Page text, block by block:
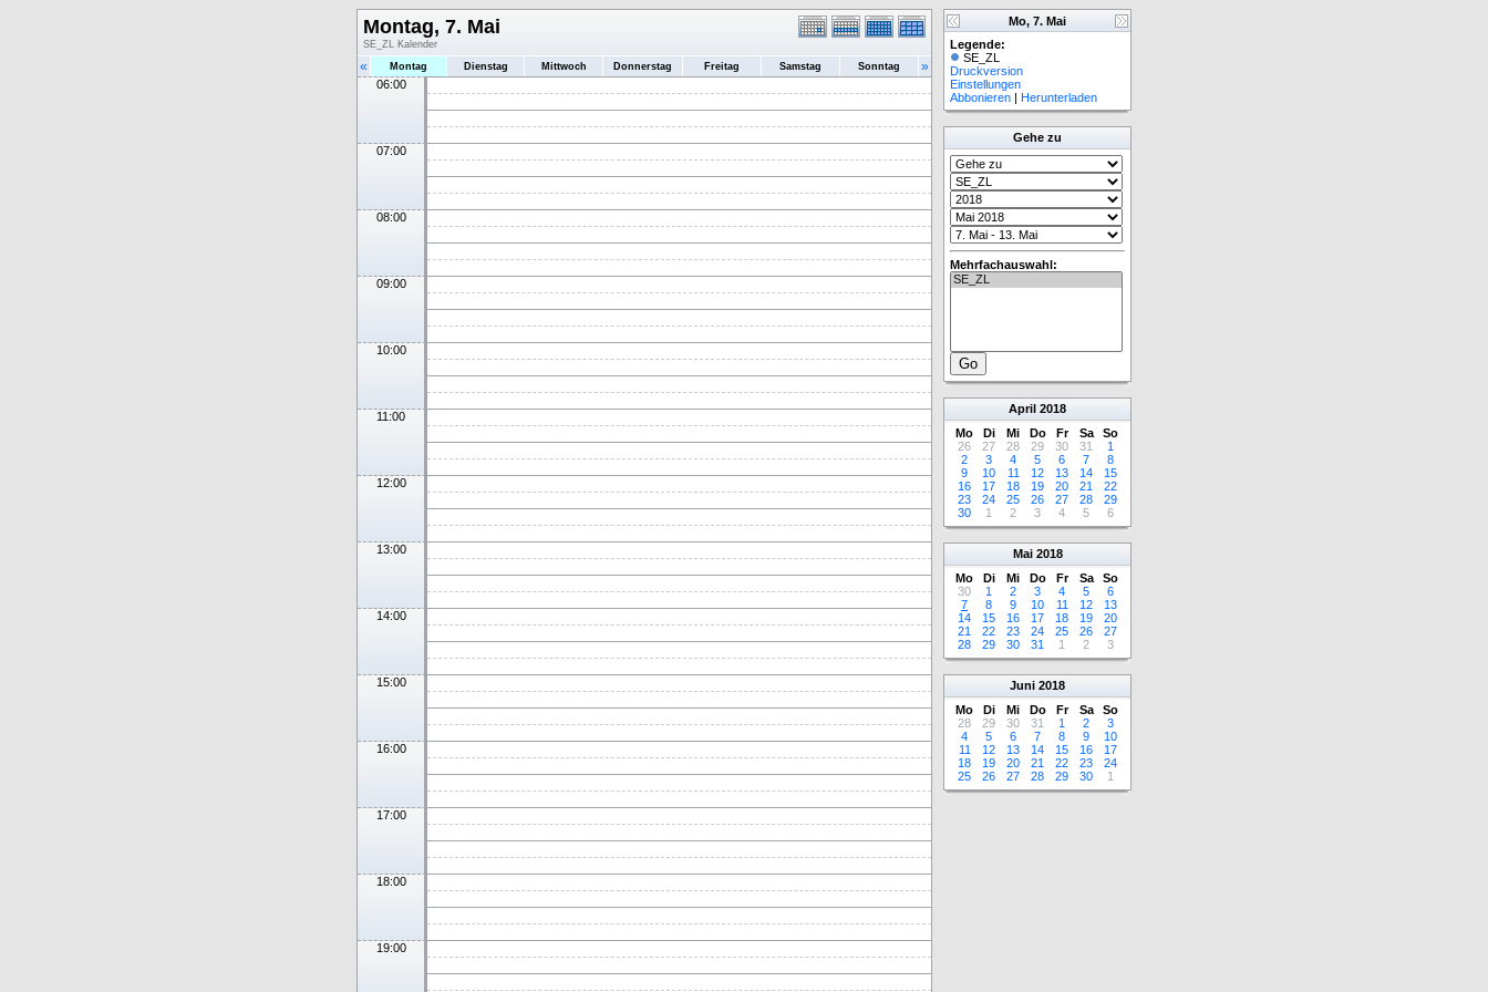
Montag, 7. Mai
SE_ZL Kalender
« Montag Dienstag Mittwoch Donnerstag Freitag Samstag Sonntag »
06:00
07:00
08:00
09:00
10:00
11:00
12:00
13:00
14:00
15:00
16:00
17:00
18:00
19:00
Mo, 7. Mai
Legende:
SE_ZL
Druckversion
Einstellungen
Abbonieren | Herunterladen
Gehe zu
Mehrfachauswahl:
April 2018
Mo
Di Mi Do Fr Sa
So
26
27 28 29 30 31
1
2
3 4 5 6 7
8
9
10 11 12 13 14
15
16
17 18 19 20 21
22
23
24 25 26 27 28
29
30
1 2 3 4 5 6
Mai 2018
Mo
Di Mi Do Fr Sa
So
30
1 2 3 4 5
6
7
8 9 10 11 12
13
14
15 16 17 18 19
20
21
22 23 24 25 26
27
28
29 30 31 1 2 3
Juni 2018
Mo
Di Mi Do Fr Sa
So
28
29 30 31 1 2
3
4
5 6 7 8 9
10
11
12 13 14 15 16
17
18
19 20 21 22 23
24
25
26 27 28 29 30 1